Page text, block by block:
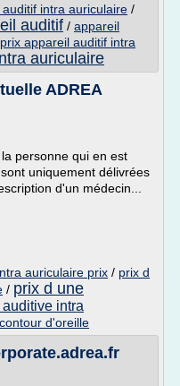
intra auriculaire /
auditif / appareil
prix appareil auditif intra
auriculaire
ADREA
personne qui en est
uniquement délivrées
d'un médecin...
auriculaire prix / prix d
/ prix d une
intra
d'oreille